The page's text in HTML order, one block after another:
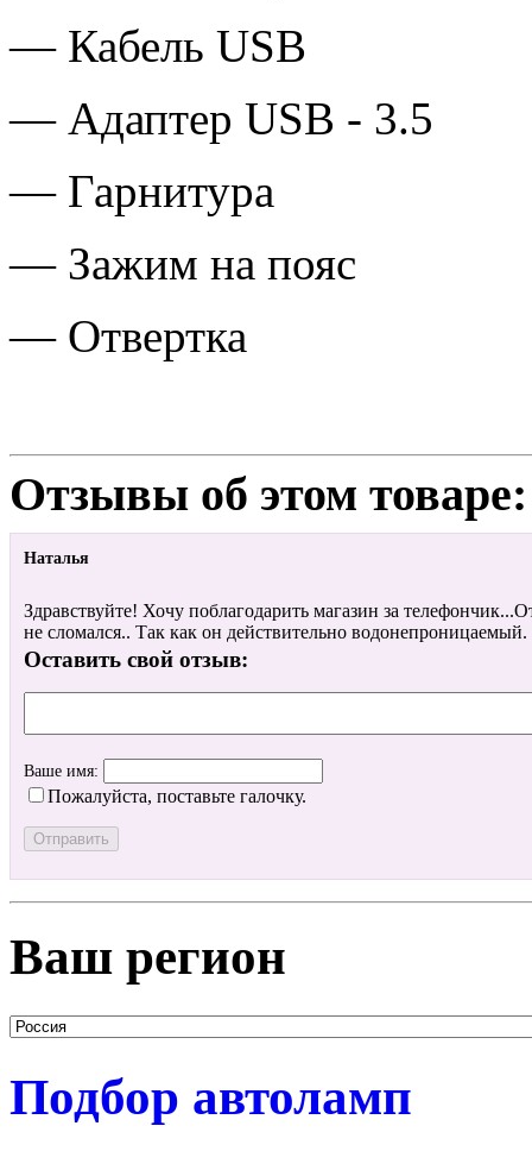
— Кабель USB
— Адаптер USB - 3.5
— Гарнитура
— Зажим на пояс
— Отвертка
Отзывы об этом товаре:
Наталья
Здравствуйте! Хочу поблагодарить магазин за
не сломался.. Так как он действительно
Оставить свой отзыв:
Ваше имя:
Пожалуйста, поставьте галочку.
Ваш регион
Подбор автоламп